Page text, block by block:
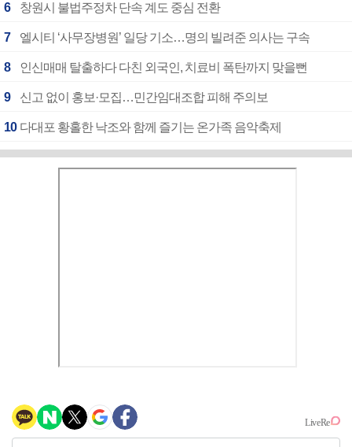
6 창원시 불법주정차 단속 계도 중심 전환
7 엘시티 ‘사무장병원’ 일당 기소…명의 빌려준 의사는 구속
8 인신매매 탈출하다 다친 외국인, 치료비 폭탄까지 맞을뻔
9 신고 없이 홍보·모집…민간임대조합 피해 주의보
10 다대포 황홀한 낙조와 함께 즐기는 온가족 음악축제